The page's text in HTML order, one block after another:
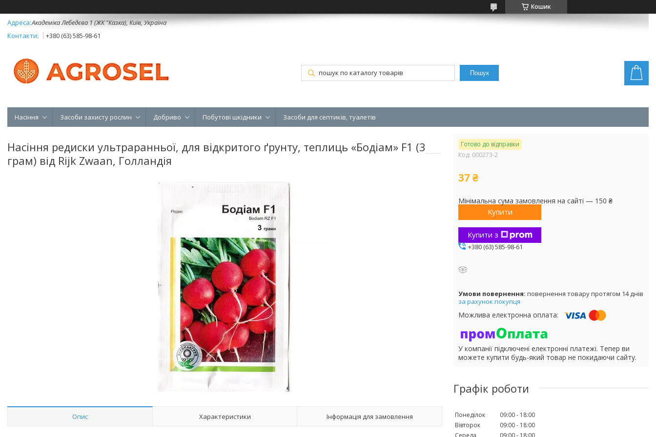
Кошик
Академіка Лебедєва 1 (ЖК "Казка), Київ, Україна
+380 (63) 585-98-61
Пошук
Насіння Засоби захисту рослин Добриво Побутові шкідники Засоби для септиків, туалетів
Насіння редиски ультраранньої, для відкритого ґрунту, теплиць «Бодіам» F1 (3
грам) від Rijk Zwaan, Голландія
Опис Характеристики Інформація для замовлення
Готово до відправки
Код: 000273-2
37 ₴
Мінімальна сума замовлення на сайті — 150 ₴
Купити
Купити з
+380 (63) 585-98-61
повернення товару протягом 14 днів
за рахунок покупця
У компанії підключені електронні платежі. Тепер ви
можете купити будь-який товар не покидаючи сайту.
Графік роботи
Понеділок 09:00
18:00
Вівторок
09:00
18:00
Середа
09:00 18:00